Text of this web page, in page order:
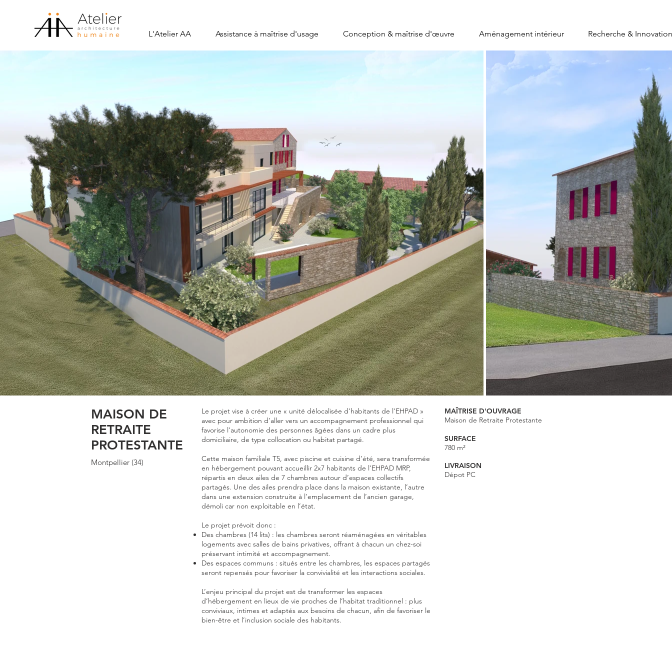
L'Atelier AA Assistance à maîtrise d'usage Conception & maîtrise d'œuvre Aménagement intérieur Recherche & Innovation
MAISON DE
RETRAITE
PROTESTANTE
Montpellier (34)
Le projet vise à créer une « unité délocalisée d’habitants de l’EHPAD »
avec pour ambition d’aller vers un accompagnement professionnel qui
favorise l’autonomie des personnes âgées dans un cadre plus
domiciliaire, de type collocation ou habitat partagé.
Cette maison familiale T5, avec piscine et cuisine d’été, sera transformée
en hébergement pouvant accueillir 2x7 habitants de l’EHPAD MRP,
répartis en deux ailes de 7 chambres autour d’espaces collectifs
partagés. Une des ailes prendra place dans la maison existante, l’autre
dans une extension construite à l’emplacement de l’ancien garage,
démoli car non exploitable en l’état.
Le projet prévoit donc :
Des chambres (14 lits) : les chambres seront réaménagées en véritables
logements avec salles de bains privatives, offrant à chacun un chez-soi
préservant intimité et accompagnement.
Des espaces communs : situés entre les chambres, les espaces partagés
seront repensés pour favoriser la convivialité et les interactions sociales.
L’enjeu principal du projet est de transformer les espaces
d’hébergement en lieux de vie proches de l’habitat traditionnel : plus
conviviaux, intimes et adaptés aux besoins de chacun, afin de favoriser le
bien-être et l’inclusion sociale des habitants.
MAÎTRISE D'OUVRAGE
Maison de Retraite Protestante​
SURFACE
780 m²
LIVRAISON
Dépot PC